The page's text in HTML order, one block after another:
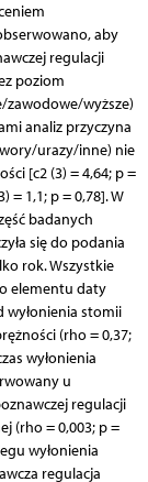
aby
regulacji
poziom
zawodowe/wyższe)
analiz przyczyna
urazy/inne) nie
[c2 (3) = 4,64; p =
= 1,1; p = 0,78]. W
badanych
się do podania
rok. Wszystkie
elementu daty
wyłonienia stomii
(rho = 0,37;
wyłonienia
u
regulacji
(rho = 0,003; p =
wyłonienia
regulacja